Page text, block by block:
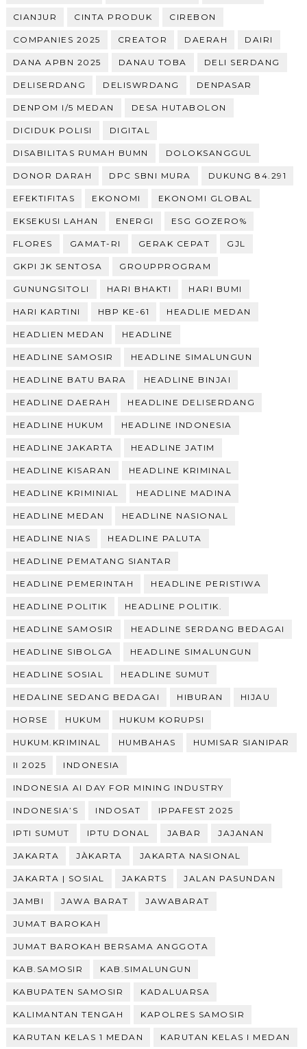
CIANJUR CINTA PRODUK CIREBON
COMPANIES 2025 CREATOR DAERAH DAIRI
DANA APBN 2025 DANAU TOBA DELI SERDANG
DELISERDANG DELISWRDANG DENPASAR
DENPOM I/5 MEDAN DESA HUTABOLON
DICIDUK POLISI DIGITAL
DISABILITAS RUMAH BUMN DOLOKSANGGUL
DONOR DARAH DPC SBNI MURA DUKUNG 84.291
EFEKTIFITAS EKONOMI EKONOMI GLOBAL
EKSEKUSI LAHAN ENERGI ESG GOZERO%
FLORES GAMAT-RI GERAK CEPAT GJL
GKPI JK SENTOSA GROUPPROGRAM
GUNUNGSITOLI HARI BHAKTI HARI BUMI
HARI KARTINI HBP KE-61 HEADLIE MEDAN
HEADLIEN MEDAN HEADLINE
HEADLINE SAMOSIR HEADLINE SIMALUNGUN
HEADLINE BATU BARA HEADLINE BINJAI
HEADLINE DAERAH HEADLINE DELISERDANG
HEADLINE HUKUM HEADLINE INDONESIA
HEADLINE JAKARTA HEADLINE JATIM
HEADLINE KISARAN HEADLINE KRIMINAL
HEADLINE KRIMINIAL HEADLINE MADINA
HEADLINE MEDAN HEADLINE NASIONAL
HEADLINE NIAS HEADLINE PALUTA
HEADLINE PEMATANG SIANTAR
HEADLINE PEMERINTAH HEADLINE PERISTIWA
HEADLINE POLITIK HEADLINE POLITIK.
HEADLINE SAMOSIR HEADLINE SERDANG BEDAGAI
HEADLINE SIBOLGA HEADLINE SIMALUNGUN
HEADLINE SOSIAL HEADLINE SUMUT
HEDALINE SEDANG BEDAGAI HIBURAN HIJAU
HORSE HUKUM HUKUM KORUPSI
HUKUM.KRIMINAL HUMBAHAS HUMISAR SIANIPAR
II 2025 INDONESIA
INDONESIA AI DAY FOR MINING INDUSTRY
INDONESIA’S INDOSAT IPPAFEST 2025
IPTI SUMUT IPTU DONAL JABAR JAJANAN
JAKARTA JÀKARTA JAKARTA NASIONAL
JAKARTA | SOSIAL JAKARTS JALAN PASUNDAN
JAMBI JAWA BARAT JAWABARAT
JUMAT BAROKAH
JUMAT BAROKAH BERSAMA ANGGOTA
KAB.SAMOSIR KAB.SIMALUNGUN
KABUPATEN SAMOSIR KADALUARSA
KALIMANTAN TENGAH KAPOLRES SAMOSIR
KARUTAN KELAS 1 MEDAN KARUTAN KELAS I MEDAN